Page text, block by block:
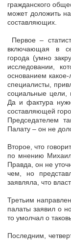
гражданского
может доложить
составляющих.
Первое –
включающая в
города (умно
исследовании,
основанием
специалисты,
социальные цели,
Да и фактура
составляющей
Председателем
Палату – он не
Второе, что
по мнению
Правда, он не
чем, но
заявляла, что
Третьим
палаты заявил о
то умолчал о
Последним,